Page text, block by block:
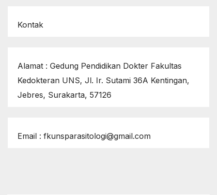
Kontak
Alamat : Gedung Pendidikan Dokter Fakultas
Kedokteran UNS, Jl. Ir. Sutami 36A Kentingan,
Jebres, Surakarta, 57126
Email : fkunsparasitologi@gmail.com